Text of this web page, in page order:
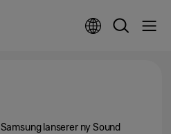
Samsung lanserer ny Sound